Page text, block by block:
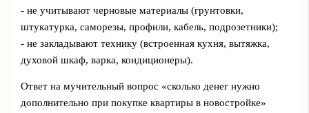
- не учитывают черновые материалы (грунтовки,
штукатурка, саморезы, профили, кабель, подрозетники);
- не закладывают технику (встроенная кухня, вытяжка,
духовой шкаф, варка, кондиционеры).
Ответ на мучительный вопрос «сколько денег нужно
дополнительно при покупке квартиры в новостройке»